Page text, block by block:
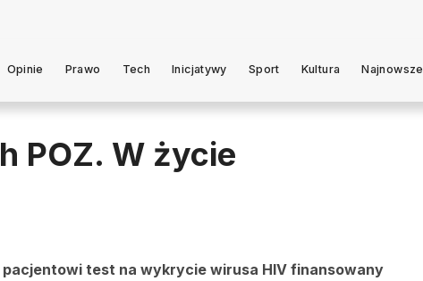
Opinie Prawo Tech Inicjatywy Sport Kultura Najnowsze
POZ. W życie
test na wykrycie wirusa HIV finansowany